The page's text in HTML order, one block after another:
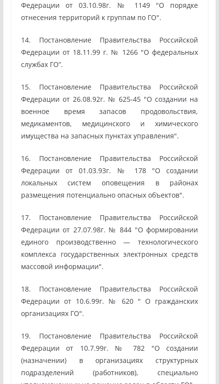
Федерации от 03.10.98г. № 1149 "О порядке
отнесения территорий к группам по ГО".
14. Постановление Правительства Российской
Федерации от 18.11.99 г. № 1266 "О федеральных
службах ГО”.
15. Постановление Правительства Российской
Федерации от 26.08.92г. № 625-45 "О создании на
военное время запасов продовольствия,
медикаментов, медицинского и химического
имущества на запасных пунктах управления".
16. Постановление Правительства Российской
Федерации от 01.03.93г. № 178 "О создании
локальных систем оповещения в районах
размещения потенциально опасных объектов".
17. Постановление Правительства Российской
Федерации от 27.07.98г. № 844 "О формировании
единого производственно — технологического
комплекса государственных электронных средств
массовой информации".
18. Постановление Правительства Российской
Федерации от 10.6.99г. № 620 " О гражданских
организациях ГО".
19. Постановление Правительства Российской
Федерации от 10.7.99г. № 782 "О создании
(назначении) в организациях структурных
подразделений (работников), специально